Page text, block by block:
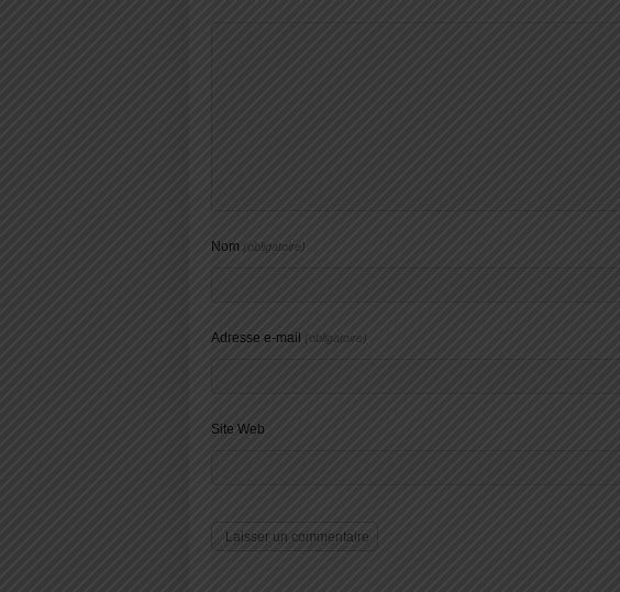
Nom (obligatoire)
Adresse e-mail (obligatoire)
Site Web